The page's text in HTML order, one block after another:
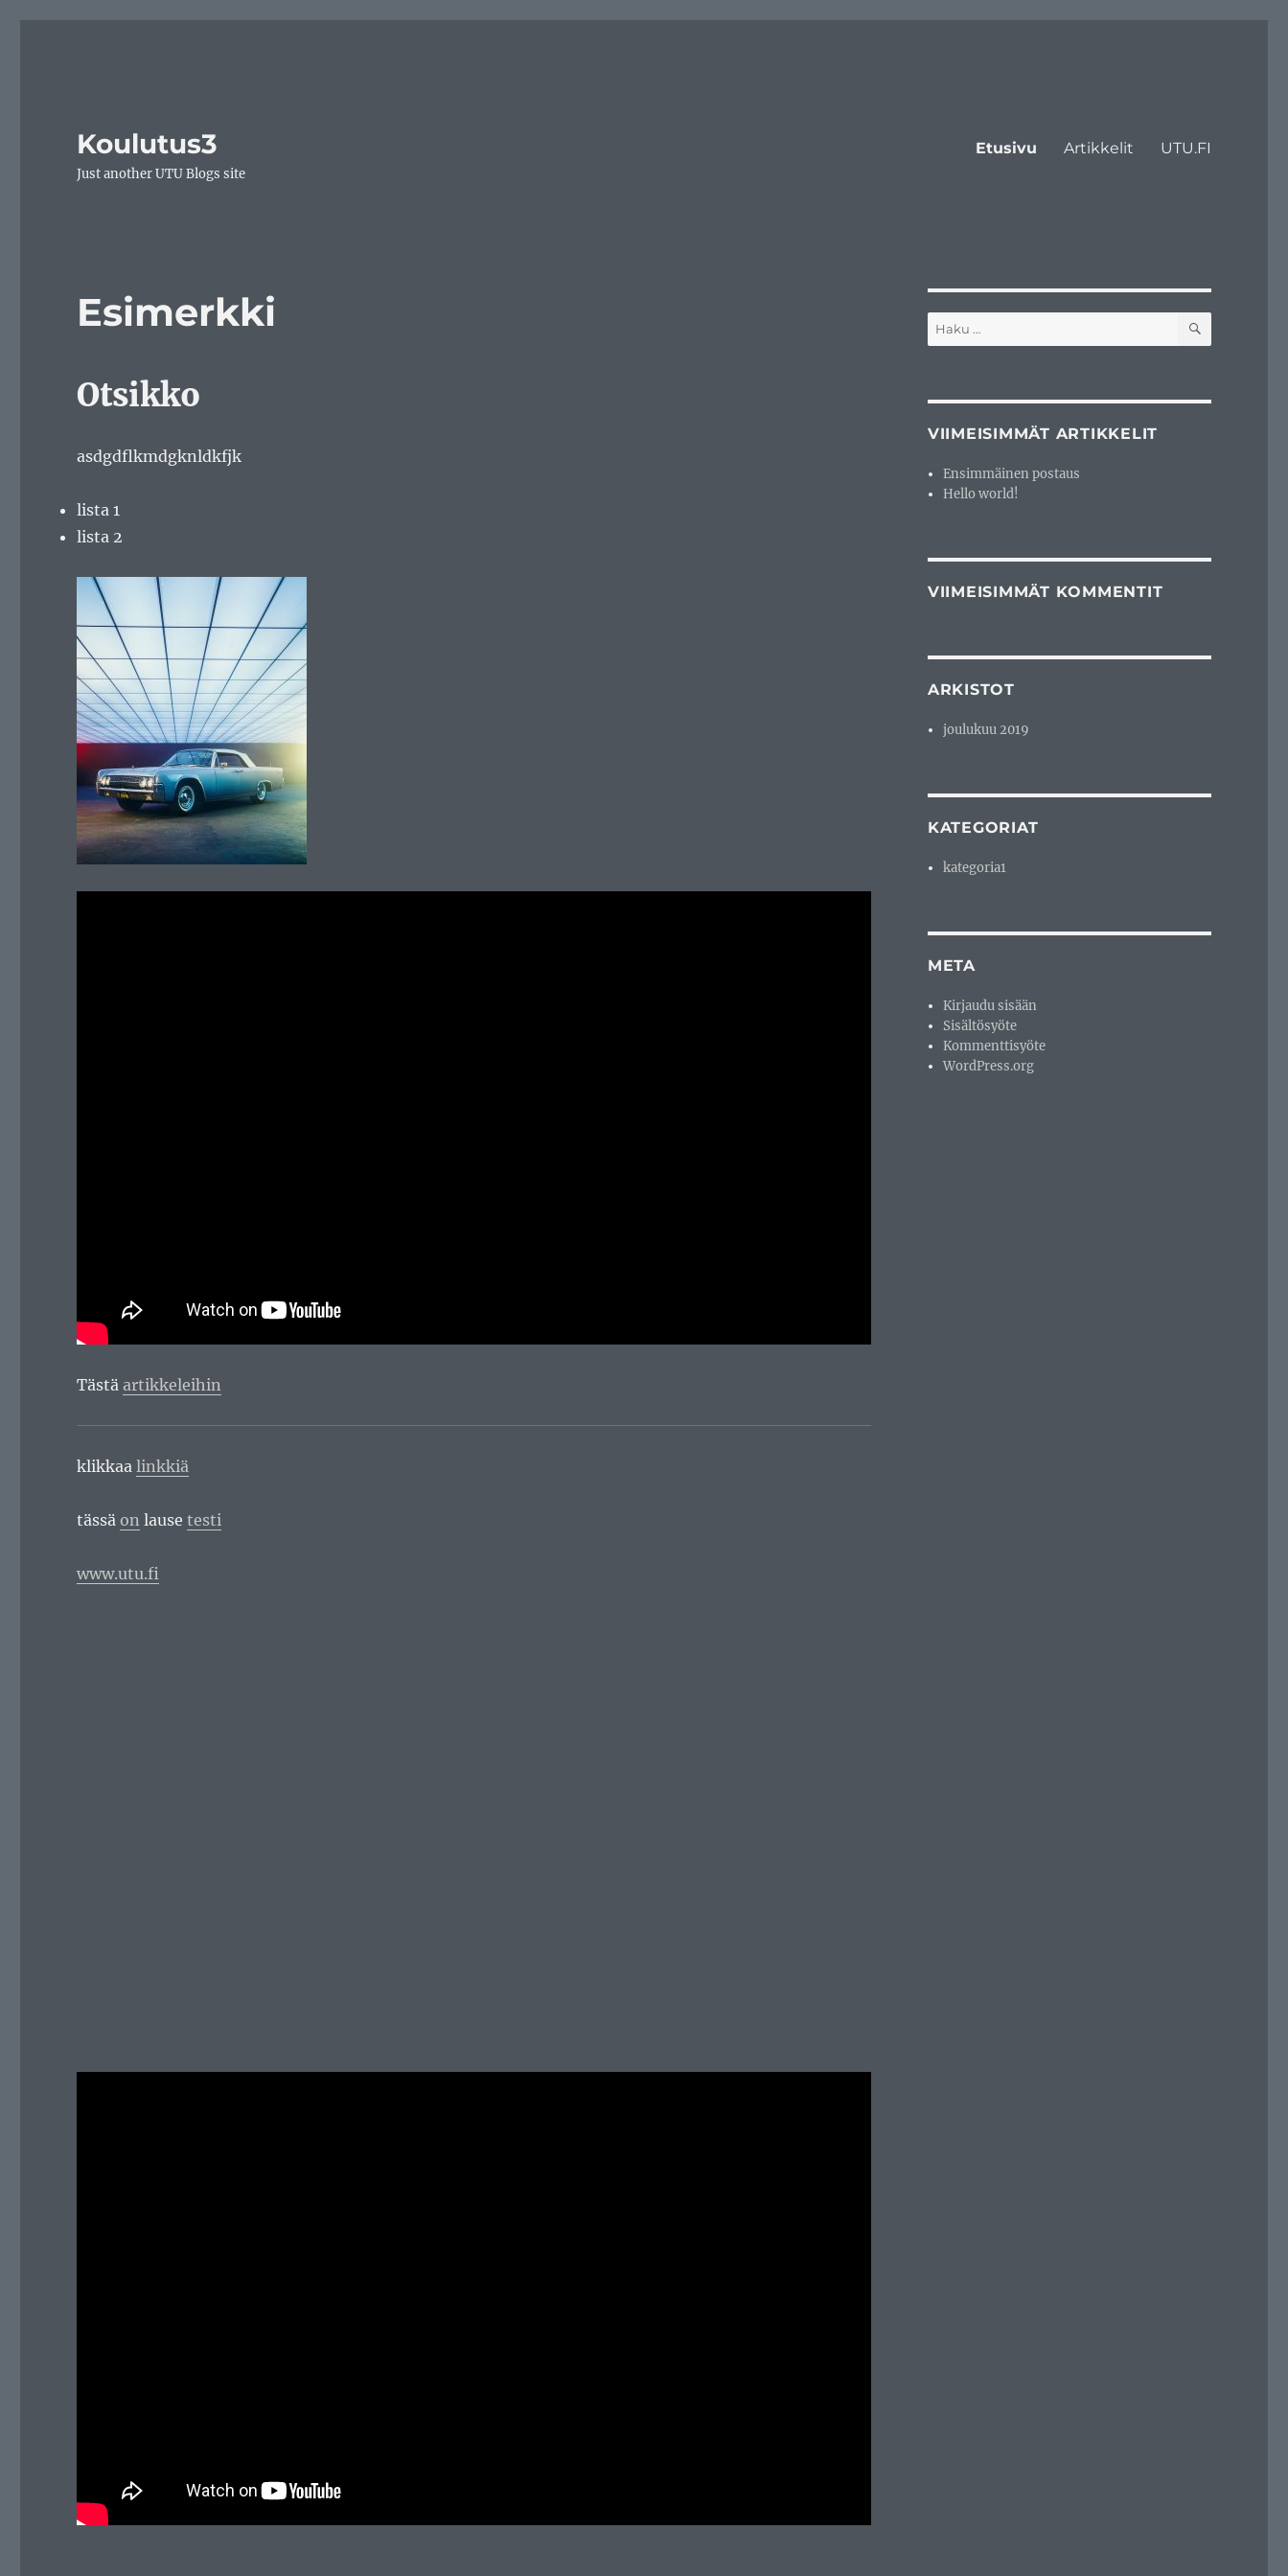
Koulutus3
Just another UTU Blogs site
Etusivu Artikkelit UTU.FI
Esimerkki
Otsikko
asdgdflkmdgknldkfjk
lista 1
lista 2
Tästäartikkeleihin
klikkaalinkkiä
tässäon lausetesti
www.utu.fi
Etsi: HAKU
VIIMEISIMMÄT ARTIKKELIT
Ensimmäinen postaus
Hello world!
VIIMEISIMMÄT KOMMENTIT
ARKISTOT
joulukuu 2019
KATEGORIAT
kategoria1
META
Kirjaudu sisään
Sisältösyöte
Kommenttisyöte
WordPress.org